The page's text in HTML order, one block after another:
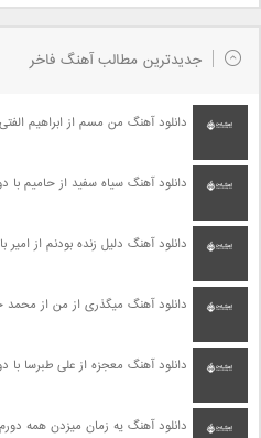
جدیدترین مطالب آهنگ فاخر
دانلود آهنگ من مسم از ابراهیم
دانلود آهنگ سیاه سفید از حامیم با
دانلود آهنگ دلیل زنده بودنم از امیر
دانلود آهنگ میگذری از من از
دانلود آهنگ معجزه از علی طبرسا با
دانلود آهنگ یه زمان میزدن همه